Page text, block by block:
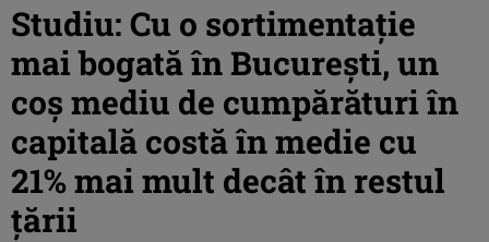
Studiu: Cu o sortimentație
mai bogată în București, un
coș mediu de cumpărături în
capitală costă în medie cu
21% mai mult decât în restul
țării